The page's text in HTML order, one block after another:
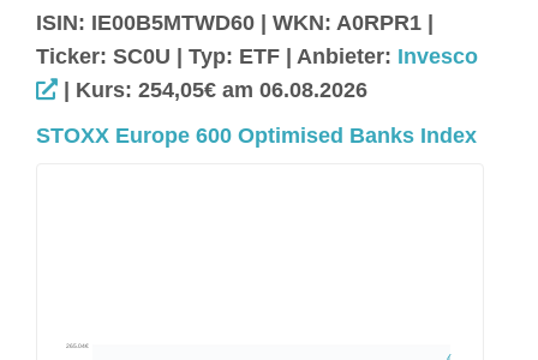
ISIN: IE00B5MTWD60 | WKN: A0RPR1 |
Ticker: SC0U | Typ: ETF | Anbieter: Invesco
| Kurs: 254,05€ am 06.08.2026
STOXX Europe 600 Optimised Banks Index
265.04€